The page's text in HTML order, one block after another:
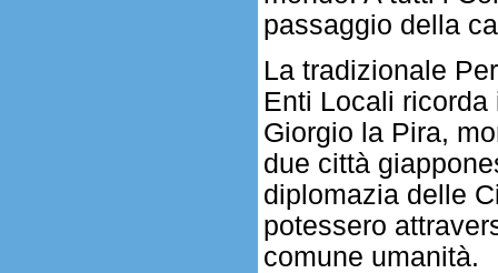
passaggio della
La tradizionale
Enti Locali
Giorgio la Pira,
due città
diplomazia delle
potessero
comune umanità.